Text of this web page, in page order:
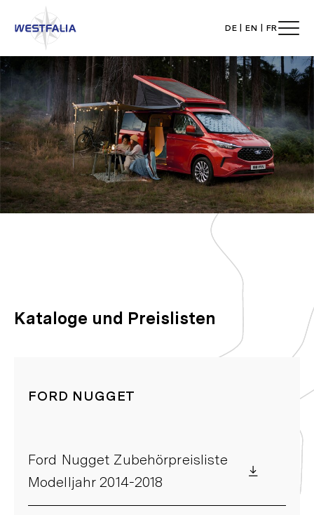
DE |EN |FR
Kataloge und Preislisten
FORD NUGGET
Ford Nugget Zubehörpreisliste
Modelljahr 2014-2018